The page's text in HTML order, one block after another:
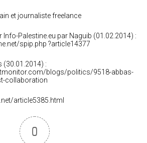
et journaliste freelance
Info-Palestine.eu par Naguib (01.02.2014) :
spip.php ?article14377
(30.01.2014) :
blogs/politics/9518-abbas-
collaboration
article5385.html
0